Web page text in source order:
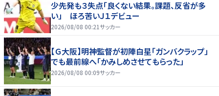
少先発も３失点「良くない結果。課題、反省が多
い」 ほろ苦いＪ１デビュー
2026/08/08 00:21サッカー
【Ｇ大阪】明神監督が初陣白星「ガンバクラップ」
でも最前線へ「かみしめさせてもらった」
2026/08/08 00:09サッカー